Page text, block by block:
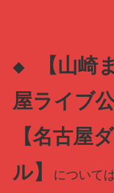
◆
【山崎
屋ライブ
【名古屋
ル】
について